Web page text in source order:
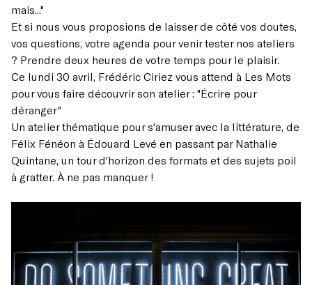
mais..."
Et si nous vous proposions de laisser de côté vos doutes,
vos questions, votre agenda pour venir tester nos ateliers
? Prendre deux heures de votre temps pour le plaisir.
Ce lundi 30 avril, Frédéric Ciriez vous attend à Les Mots
pour vous faire découvrir son atelier : "Écrire pour
déranger"
Un atelier thématique pour s'amuser avec la littérature, de
Félix Fénéon à Édouard Levé en passant par Nathalie
Quintane, un tour d'horizon des formats et des sujets poil
à gratter. À ne pas manquer !